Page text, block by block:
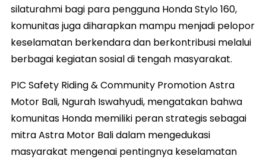
silaturahmi bagi para pengguna Honda Stylo 160,
komunitas juga diharapkan mampu menjadi pelopor
keselamatan berkendara dan berkontribusi melalui
berbagai kegiatan sosial di tengah masyarakat.
PIC Safety Riding & Community Promotion Astra
Motor Bali, Ngurah Iswahyudi, mengatakan bahwa
komunitas Honda memiliki peran strategis sebagai
mitra Astra Motor Bali dalam mengedukasi
masyarakat mengenai pentingnya keselamatan